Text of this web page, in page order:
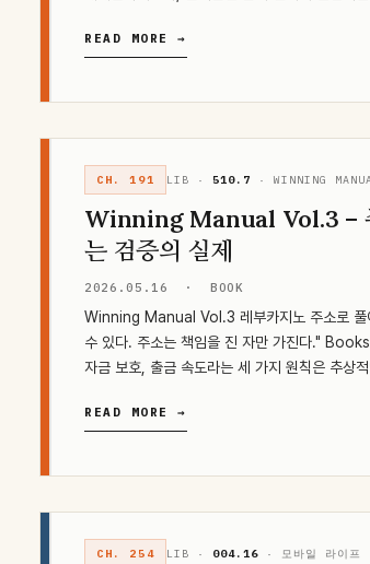
READ MORE →
CH. 191 LIB · 510.7 · WINNING
Winning Manual Vol.3 –
는 검증의 실제
2026.05.16 · BOOK
Winning Manual Vol.3 레부카지노 주소로 풀
수 있다. 주소는 책임을 진 자만 가진다."
자금 보호, 출금 속도라는 세 가지 원칙은 추상
READ MORE →
CH. 254 LIB · 004.16 · 모바일 라이프